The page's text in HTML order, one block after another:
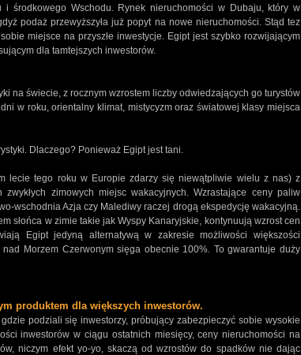
środkowego Wschodu. Rynek nieruchomości w Dubaju, który w
podaż przewyższyła już popyt na nowe nieruchomości. Stąd tez
miejsce na przyszłe inwestycje. Egipt jest szybko rozwijającym
dla tamtejszych inwestorów.
na świecie, z rocznym wzrostem liczby odwiedzających go turystów
w roku, orientalny klimat, mistycyzm oraz światowej klasy miejsca
Dlaczego? Ponieważ Egipt jest tani.
lecie tego roku w Europie zdarzy się niewątpliwie wielu z nas) z
zimowych miejsc wakacyjnych. Wzrastające ceny paliw
wschodnia Azja czy Malediwy raczej drogą ekspedycję wakacyjną.
słońca w zimie takie jak Wyspy Kanaryjskie, kontynuują wzrost cen
Egipt jedyną alternatywą w zakresie możliwości większości
Morzem Czerwonym sięga obecnie 100%. To gwarantuje duży
produktem dla większych inwestorów.
podziali się inwestorzy, próbujący zabezpieczyć sobie wysokie
inwestorów w ciągu ostatnich miesięcy, ceny nieruchomości na
niczym efekt yo-yo, skaczą od wzrostów do spadków nie dając